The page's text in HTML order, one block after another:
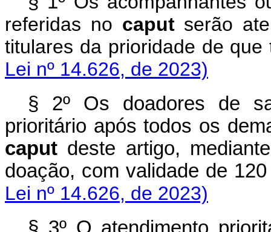
referidas no caputserão
titulares da prioridade de
Lei nº 14.626, de 2023)
§ 2º Os doadores de
prioritário após todos os
caput deste artigo,
doação, com validade de
Lei nº 14.626, de 2023)